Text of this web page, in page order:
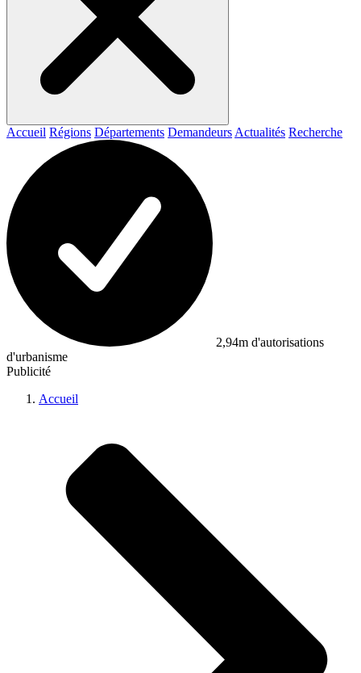
Accueil Régions Départements Demandeurs Actualités Recherche
2,94m d'autorisations
d'urbanisme
Publicité
Accueil